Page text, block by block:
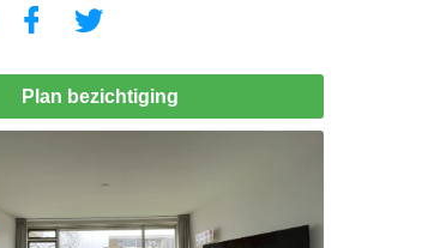
Plan bezichtiging